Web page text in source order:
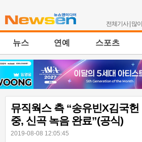
전체기사| 많
뉴스 연예 스포츠
뮤직웍스 측 “송유빈X김국헌
중, 신곡 녹음 완료”(공식)
2019-08-08 12:05:45